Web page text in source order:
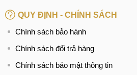
QUY ĐỊNH - CHÍNH SÁCH
Chính sách bảo hành
Chính sách đổi trả hàng
Chính sách bảo mật thông tin